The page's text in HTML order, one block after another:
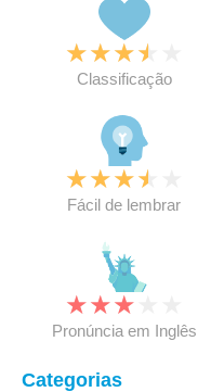
★★★★
Classificação
★★★★
Fácil de lembrar
★★★
Pronúncia em Inglês
Categorias